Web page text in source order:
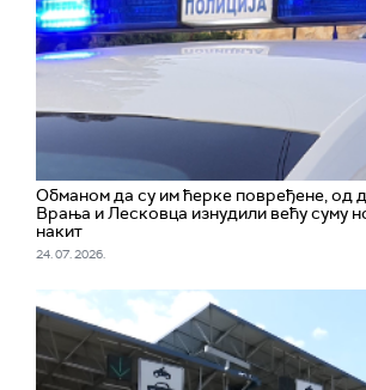
Обманом да су им ћерке повређене, од
Врања и Лесковца изнудили већу суму
накит
24. 07. 2026.